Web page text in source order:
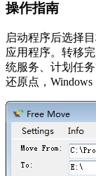
操作指南
启动程序后选择
应用程序。转移
统服务、计划任
还原点，Windows